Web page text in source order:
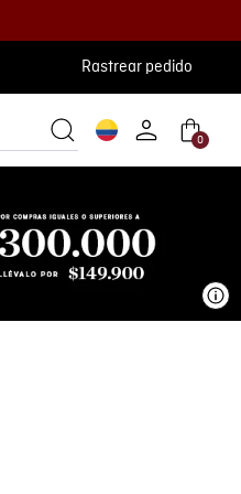
Rastrear pedido
0